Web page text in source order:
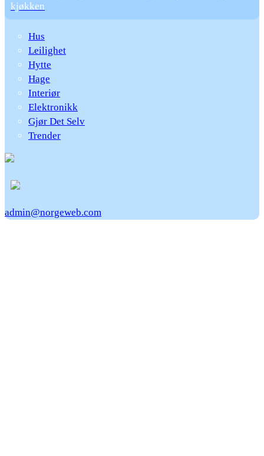
kjøkken
Hus
Leilighet
Hytte
Hage
Interiør
Elektronikk
Gjør Det Selv
Trender
admin@norgeweb.com